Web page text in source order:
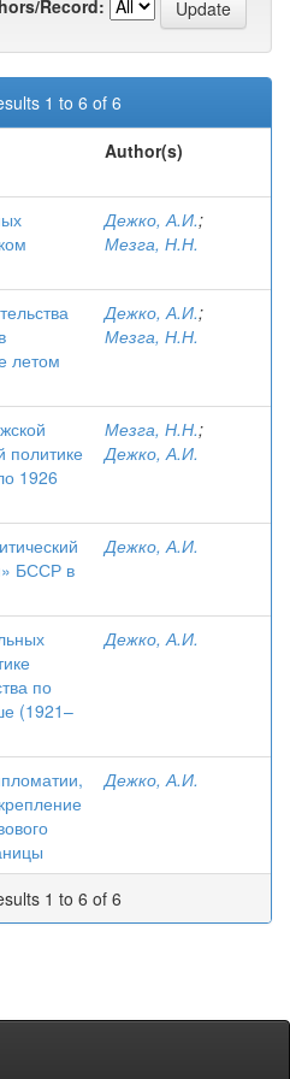
Record:
1 to 6 of 6
Author(s)
Дежко, А.И.;
Мезга, Н.Н.
летом
Дежко, А.И.;
Мезга, Н.Н.
политике
1926
Мезга, Н.Н.;
Дежко, А.И.
БССР в
Дежко, А.И.
по
(1921–
Дежко, А.И.
Дежко, А.И.
1 to 6 of 6